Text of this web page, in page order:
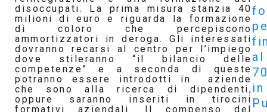
disoccupati.
La prima misura stanzia 40
milioni di euro e riguarda la formazione
di coloro che percepiscono
ammortizzatori in deroga. Gli interessati
dovranno recarsi al centro per l’impiego
dove stileranno “il bilancio delle
competenze” e a seconda di queste
potranno essere introdotti in aziende
che sono alla ricerca di dipendenti,
oppure saranno inseriti in tirocini
formativi aziendali. Il compenso del
al
in